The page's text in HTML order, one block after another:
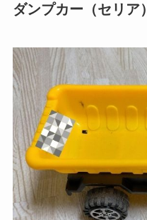
ダンプカー（セリア）